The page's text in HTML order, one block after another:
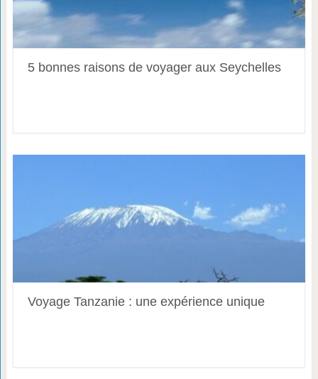
5 bonnes raisons de voyager aux Seychelles
Voyage Tanzanie : une expérience unique